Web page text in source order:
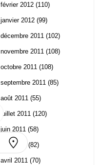
février 2012 (110)
janvier 2012 (99)
décembre 2011 (102)
novembre 2011 (108)
octobre 2011 (108)
septembre 2011 (85)
août 2011 (55)
juillet 2011 (120)
juin 2011 (58)
mai 2011 (82)
avril 2011 (70)